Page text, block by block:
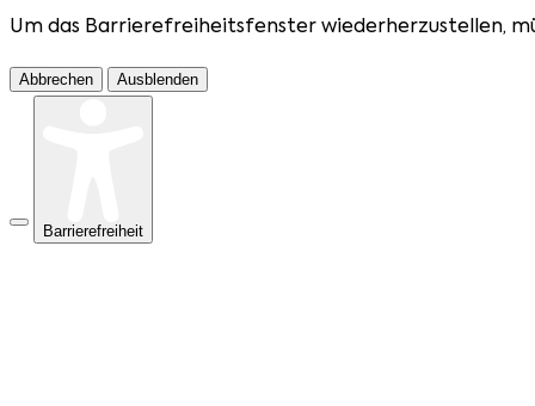
Um das Barrierefreiheitsfenster wiederherzustellen,
Abbrechen Ausblenden
Barrierefreiheit
Hier können Sie verschiedene Barrierefreiheits-